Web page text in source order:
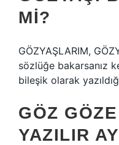
MI?
GÖZYAŞLARIM,
sözlüğe bakarsanız
bileşik olarak
GÖZ
YAZILIR